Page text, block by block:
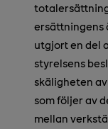
ersättningens
utgjort en del
styrelsens
skäligheten
som följer av
mellan